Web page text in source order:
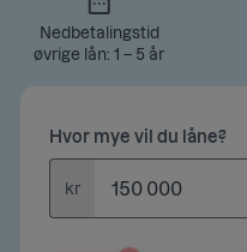
Nedbetalingstid
øvrige lån: 1 – 5 år
Hvor mye vil du låne?
kr